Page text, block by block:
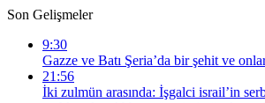
Son Gelişmeler
9:30
Gazze ve Batı Şeria’da bir şehit ve
21:56
İki zulmün arasında: İşgalci israil’in